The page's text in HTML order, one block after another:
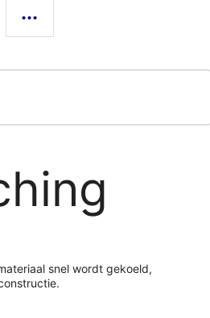
...
snel wordt gekoeld,